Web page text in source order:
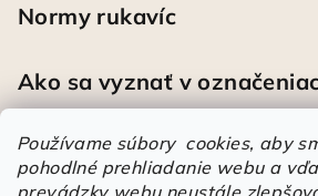
Používame súbory cookies, aby
pohodlné prehliadanie webu a
prevádzky webu neustále
Normy rukavíc
Ako sa vyznať v